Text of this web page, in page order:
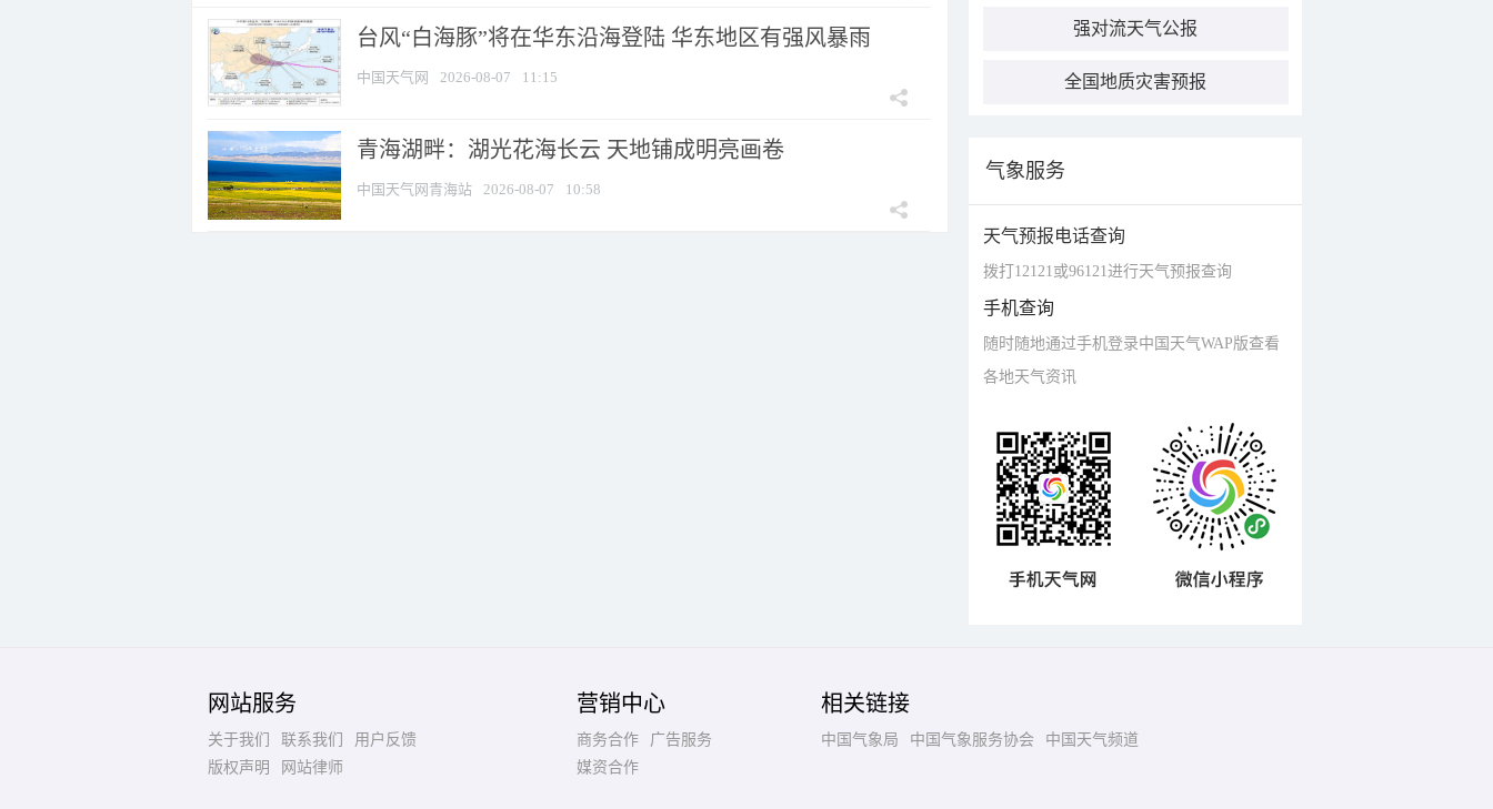
台风“白海豚”将在华东沿海登陆 华东地区有强风暴雨
中国天气网 2026-08-07 11:15
青海湖畔：湖光花海长云 天地铺成明亮画卷
中国天气网青海站 2026-08-07 10:58
强对流天气公报
全国地质灾害预报
气象服务
天气预报电话查询
拨打12121或96121进行天气预报查询
手机查询
随时随地通过手机登录中国天气WAP版查看
各地天气资讯
网站服务
关于我们 联系我们
用户反馈
版权声明
网站律师
营销中心
商务合作
广告服务
媒资合作
相关链接
中国气象局 中国气象服务协会 中国天气频道